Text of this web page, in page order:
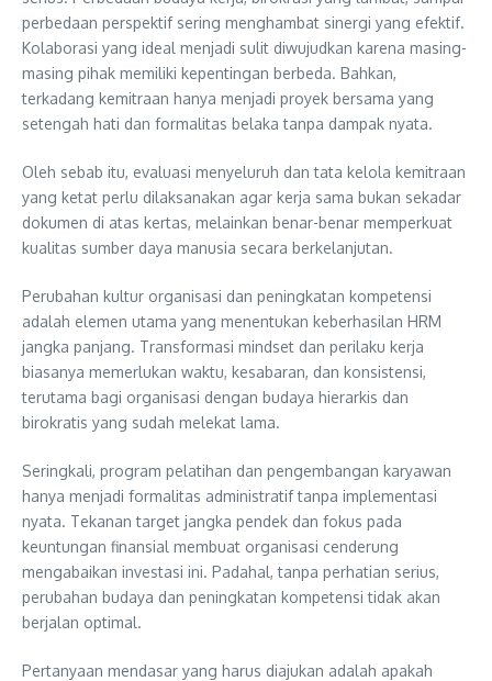
perbedaan perspektif sering menghambat sinergi yang efektif.
Kolaborasi yang ideal menjadi sulit diwujudkan karena masing-
masing pihak memiliki kepentingan berbeda. Bahkan,
terkadang kemitraan hanya menjadi proyek bersama yang
setengah hati dan formalitas belaka tanpa dampak nyata.
Oleh sebab itu, evaluasi menyeluruh dan tata kelola kemitraan
yang ketat perlu dilaksanakan agar kerja sama bukan sekadar
dokumen di atas kertas, melainkan benar-benar memperkuat
kualitas sumber daya manusia secara berkelanjutan.
Perubahan kultur organisasi dan peningkatan kompetensi
adalah elemen utama yang menentukan keberhasilan HRM
jangka panjang. Transformasi mindset dan perilaku kerja
biasanya memerlukan waktu, kesabaran, dan konsistensi,
terutama bagi organisasi dengan budaya hierarkis dan
birokratis yang sudah melekat lama.
Seringkali, program pelatihan dan pengembangan karyawan
hanya menjadi formalitas administratif tanpa implementasi
nyata. Tekanan target jangka pendek dan fokus pada
keuntungan finansial membuat organisasi cenderung
mengabaikan investasi ini. Padahal, tanpa perhatian serius,
perubahan budaya dan peningkatan kompetensi tidak akan
berjalan optimal.
Pertanyaan mendasar yang harus diajukan adalah apakah